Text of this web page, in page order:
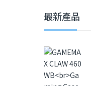
最新產品